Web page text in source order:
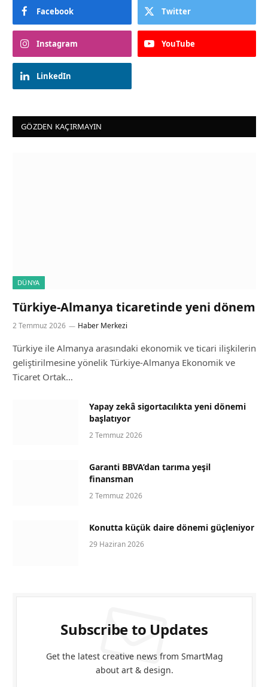
Facebook Twitter
Instagram YouTube
LinkedIn
GÖZDEN KAÇIRMAYIN
DÜNYA
Türkiye-Almanya ticaretinde yeni dönem
2 Temmuz 2026 Haber Merkezi
Türkiye ile Almanya arasındaki ekonomik ve ticari ilişkilerin
geliştirilmesine yönelik Türkiye-Almanya Ekonomik ve
Ticaret Ortak…
Yapay zekâ sigortacılıkta yeni dönemi
başlatıyor
2 Temmuz 2026
Garanti BBVA’dan tarıma yeşil
finansman
2 Temmuz 2026
Konutta küçük daire dönemi güçleniyor
29 Haziran 2026
Subscribe to Updates
Get the latest creative news from SmartMag
about art & design.